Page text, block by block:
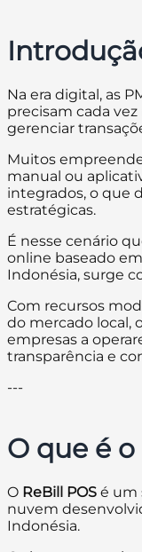
Na era digital, as
precisam cada
gerenciar
Muitos
manual ou
integrados, o que
estratégicas.
É nesse cenário
online baseado
Indonésia, surge
Com recursos
do mercado local,
empresas a
transparência e
---
O que é o
O ReBill POS é um
nuvem
Indonésia.